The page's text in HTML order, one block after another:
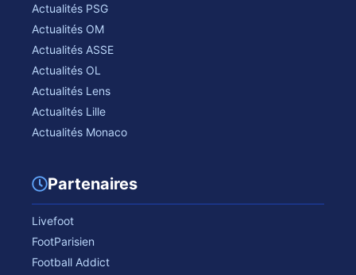
Actualités PSG
Actualités OM
Actualités ASSE
Actualités OL
Actualités Lens
Actualités Lille
Actualités Monaco
Partenaires
Livefoot
FootParisien
Football Addict